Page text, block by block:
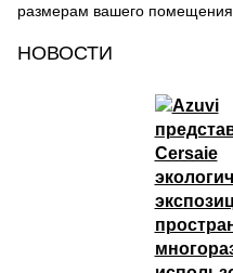
размерам вашего помещения
НОВОСТИ